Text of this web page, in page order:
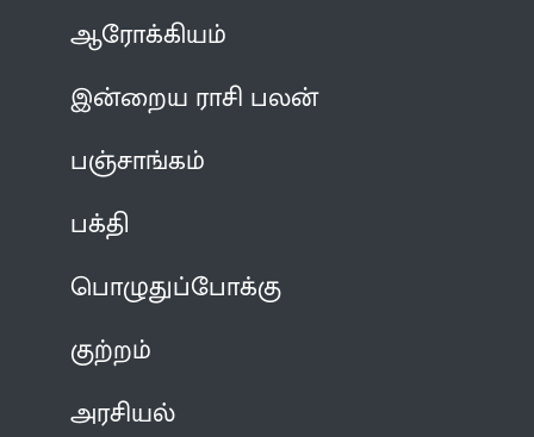
ஆரோக்கியம்
இன்றைய ராசி பலன்
பஞ்சாங்கம்
பக்தி
பொழுதுப்போக்கு
குற்றம்
அரசியல்